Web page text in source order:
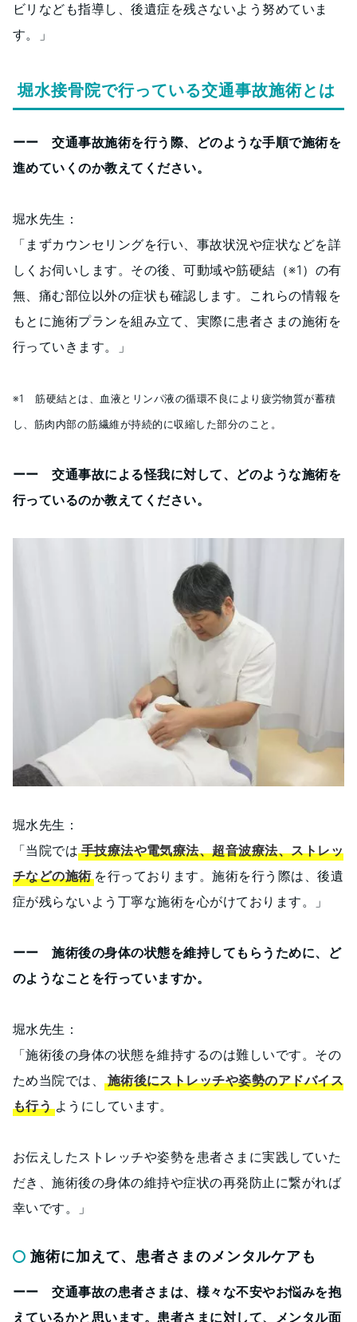
ビリなども指導し、後遺症を残さないよう努めていま
す。」
堀水接骨院で行っている交通事故施術とは
ーー 交通事故施術を行う際、どのような手順で施術を
進めていくのか教えてください。
堀水先生：
「まずカウンセリングを行い、事故状況や症状などを詳
しくお伺いします。その後、可動域や筋硬結（※1）の有
無、痛む部位以外の症状も確認します。これらの情報を
もとに施術プランを組み立て、実際に患者さまの施術を
行っていきます。」
※1 筋硬結とは、血液とリンパ液の循環不良により疲労物質が蓄積
し、筋肉内部の筋繊維が持続的に収縮した部分のこと。
ーー 交通事故による怪我に対して、どのような施術を
行っているのか教えてください。
堀水先生：
「当院では手技療法や電気療法、超音波療法、ストレッ
チなどの施術 を行っております。施術を行う際は、後遺
症が残らないよう丁寧な施術を心がけております。」
ーー 施術後の身体の状態を維持してもらうために、ど
のようなことを行っていますか。
堀水先生：
「施術後の身体の状態を維持するのは難しいです。その
ため当院では、施術後にストレッチや姿勢のアドバイス
も行うようにしています。
お伝えしたストレッチや姿勢を患者さまに実践していた
だき、施術後の身体の維持や症状の再発防止に繋がれば
幸いです。」
施術に加えて、患者さまのメンタルケアも
ーー 交通事故の患者さまは、様々な不安やお悩みを抱
えているかと思います。患者さまに対して、メンタル面